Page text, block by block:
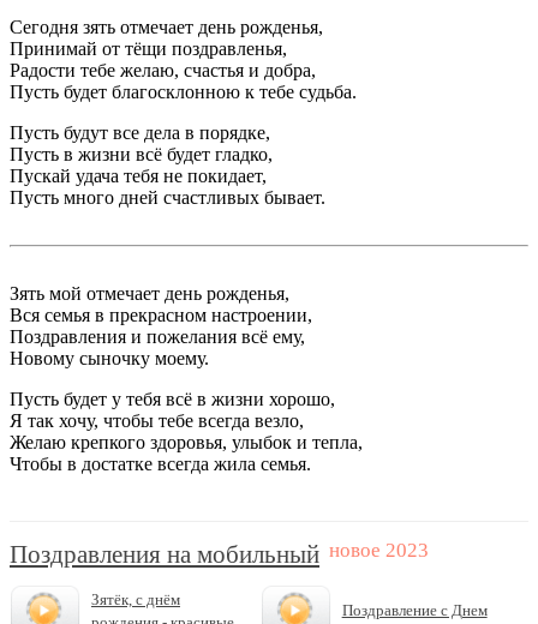
Сегодня зять отмечает день рожденья,
Принимай от тёщи поздравленья,
Радости тебе желаю, счастья и добра,
Пусть будет благосклонною к тебе судьба.
Пусть будут все дела в порядке,
Пусть в жизни всё будет гладко,
Пускай удача тебя не покидает,
Пусть много дней счастливых бывает.
Зять мой отмечает день рожденья,
Вся семья в прекрасном настроении,
Поздравления и пожелания всё ему,
Новому сыночку моему.
Пусть будет у тебя всё в жизни хорошо,
Я так хочу, чтобы тебе всегда везло,
Желаю крепкого здоровья, улыбок и тепла,
Чтобы в достатке всегда жила семья.
Поздравления на мобильный
Зятёк, с днём
Поздравление с Днем